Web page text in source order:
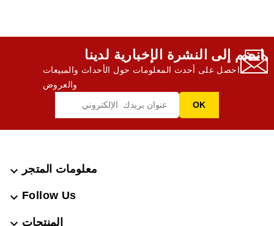
انضم إلى النشرة الإخبارية لدينا,
احصل على أحدث المعلومات حول الأحداث والمبيعات
والعروض
معلومات المتجر 
Follow Us

المنتجات